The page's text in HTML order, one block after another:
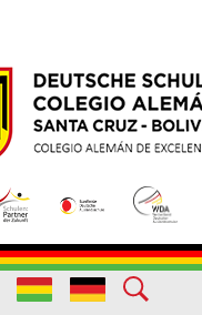
to
main
content
Colegio
Santa
Cruz
Colegio
de
Excelencia
Useful